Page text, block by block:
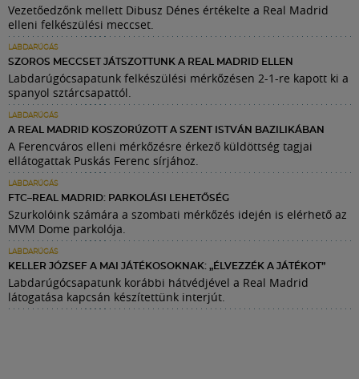
Vezetőedzőnk mellett Dibusz Dénes értékelte a Real Madrid
elleni felkészülési meccset.
LABDARÚGÁS
SZOROS MECCSET JÁTSZOTTUNK A REAL MADRID ELLEN
Labdarúgócsapatunk felkészülési mérkőzésen 2-1-re kapott ki a
spanyol sztárcsapattól.
LABDARÚGÁS
A REAL MADRID KOSZORÚZOTT A SZENT ISTVÁN BAZILIKÁBAN
A Ferencváros elleni mérkőzésre érkező küldöttség tagjai
ellátogattak Puskás Ferenc sírjához.
LABDARÚGÁS
FTC–REAL MADRID: PARKOLÁSI LEHETŐSÉG
Szurkolóink számára a szombati mérkőzés idején is elérhető az
MVM Dome parkolója.
LABDARÚGÁS
KELLER JÓZSEF A MAI JÁTÉKOSOKNAK: „ÉLVEZZÉK A JÁTÉKOT”
Labdarúgócsapatunk korábbi hátvédjével a Real Madrid
látogatása kapcsán készítettünk interjút.